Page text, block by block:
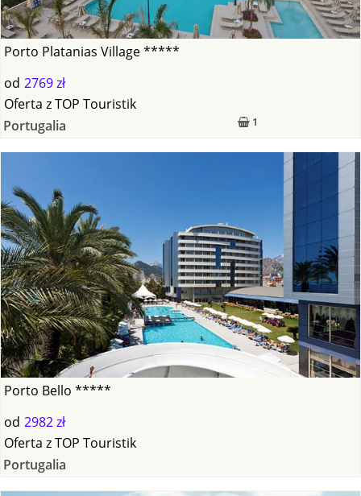
Porto Platanias Village *****
od 2769 zł
1
Oferta zTOP Touristik
Portugalia
Porto Bello *****
od 2982 zł
Oferta zTOP Touristik
Portugalia